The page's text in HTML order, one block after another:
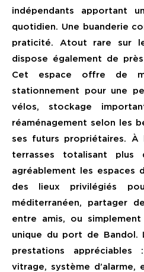
indépendants apportant
quotidien. Une buanderie
praticité. Atout rare sur
dispose également de
Cet espace offre de
stationnement pour une
vélos, stockage
réaménagement selon les
ses futurs propriétaires. À
terrasses totalisant plus
agréablement les espaces
des lieux privilégiés
méditerranéen, partager
entre amis, ou simplement
unique du port de Bandol.
prestations appréciables
vitrage, système d’alarme,